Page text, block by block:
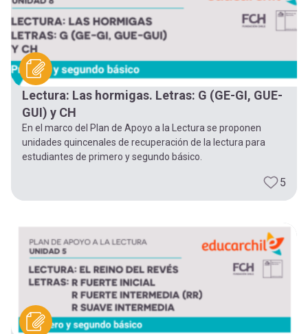
Lectura: Las hormigas. Letras: G (GE-GI, GUE-
GUI) y CH
En el marco del Plan de Apoyo a la Lectura se proponen
unidades quincenales de recuperación de la lectura para
estudiantes de primero y segundo básico.
5